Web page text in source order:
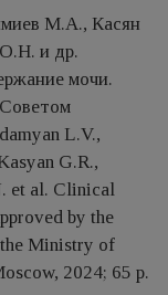
М.А., Касян
и др.
мочи.
L.V.,
G.R.,
et al. Clinical
by the
Ministry of
2024; 65 p.